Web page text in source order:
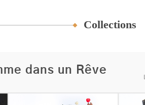
dans un Rêve